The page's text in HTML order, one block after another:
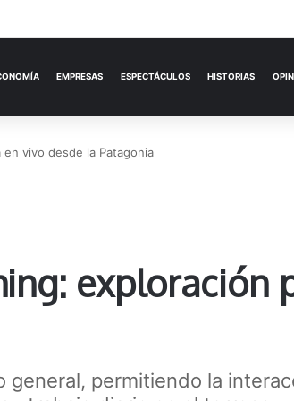
vivo desde la Patagonia
exploración
general, permitiendo la